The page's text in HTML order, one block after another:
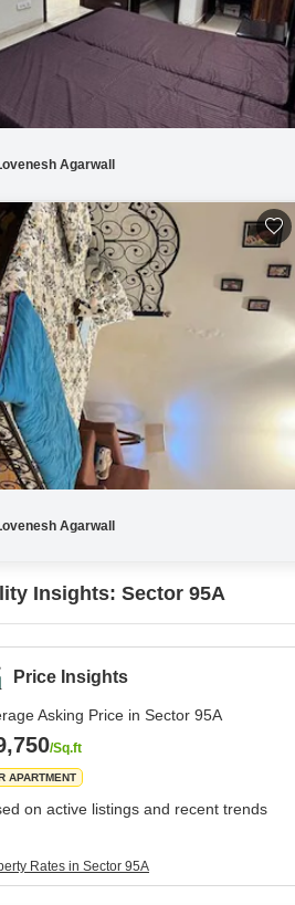
Agarwall
Agarwall
Insights: Sector 95A
Price Insights
Asking Price in Sector 95A
/Sq.ft
APARTMENT
on active listings and recent trends
Rates in Sector 95A